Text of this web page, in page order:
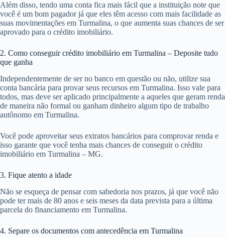
Além disso, tendo uma conta fica mais fácil que a instituição note que
você é um bom pagador já que eles têm acesso com mais facilidade as
suas movimentações em Turmalina, o que aumenta suas chances de ser
aprovado para o crédito imobiliário.
2. Como conseguir crédito imobiliário em Turmalina – Deposite tudo
que ganha
Independentemente de ser no banco em questão ou não, utilize sua
conta bancária para provar seus recursos em Turmalina. Isso vale para
todos, mas deve ser aplicado principalmente a aqueles que geram renda
de maneira não formal ou ganham dinheiro algum tipo de trabalho
autônomo em Turmalina.
Você pode aproveitar seus extratos bancários para comprovar renda e
isso garante que você tenha mais chances de conseguir o crédito
imobiliário em Turmalina – MG.
3. Fique atento a idade
Não se esqueça de pensar com sabedoria nos prazos, já que você não
pode ter mais de 80 anos e seis meses da data prevista para a última
parcela do financiamento em Turmalina.
4. Separe os documentos com antecedência em Turmalina